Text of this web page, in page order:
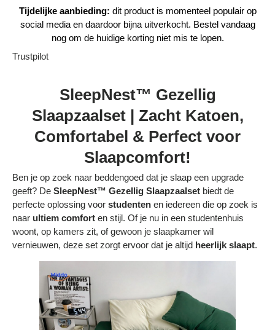
Volg je bestelling
Over ons
Privacy policy
Bestelling volgen
Vacatures bij Middo
Veelgestelde vragen
Servicevoorwaarden
Betaalmogelijkheden
Bestelling herroepen
Tijdelijke aanbieding: dit product is momenteel populair op
social media en daardoor bijna uitverkocht. Bestel vandaag
nog om de huidige korting niet mis te lopen.
Trustpilot
SleepNest™ Gezellig
Slaapzaalset | Zacht Katoen,
Comfortabel & Perfect voor
Slaapcomfort!
Ben je op zoek naar beddengoed dat je slaap een upgrade
geeft? De SleepNest™ Gezellig Slaapzaalset biedt de
perfecte oplossing voor studenten en iedereen die op zoek is
naar ultiem comfort en stijl. Of je nu in een studentenhuis
woont, op kamers zit, of gewoon je slaapkamer wil
vernieuwen, deze set zorgt ervoor dat je altijd heerlijk slaapt.